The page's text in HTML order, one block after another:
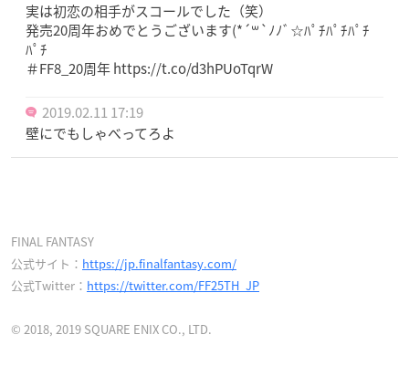
実は初恋の相手がスコールでした（笑）
発売20周年おめでとうございます(*´꒳`ﾉﾉﾞ☆ﾊﾟﾁﾊﾟﾁﾊﾟﾁ
ﾊﾟﾁ
＃FF8_20周年 https://t.co/d3hPUoTqrW
2019.02.11 17:19
壁にでもしゃべってろよ
FINAL FANTASY
公式サイト： https://jp.finalfantasy.com/
公式Twitter： https://twitter.com/FF25TH_JP
© 2018, 2019 SQUARE ENIX CO., LTD.